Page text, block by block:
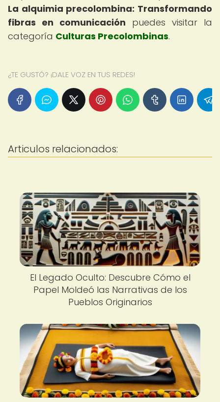
La alquimia precolombina: Transformando
fibras en comunicación puedes visitar la
categoría Culturas Precolombinas.
¿TE GUSTÓ? ¡DALE VOZ EN TUS REDES!
Articulos relacionados:
El Legado Oculto: Descubre Cómo el
Papel Moldeó las Narrativas de los
Pueblos Originarios